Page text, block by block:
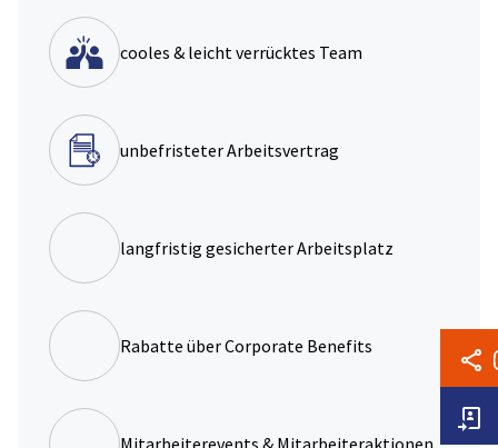
cooles & leicht verrücktes Team
unbefristeter Arbeitsvertrag
langfristig gesicherter Arbeitsplatz
Rabatte über Corporate Benefits
Mitarbeiterevents & Mitarbeiteraktionen